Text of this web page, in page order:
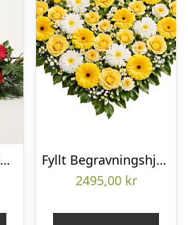
Älskad, liggande bukett
Fyllt Begravningshjärta
2495,00 kr